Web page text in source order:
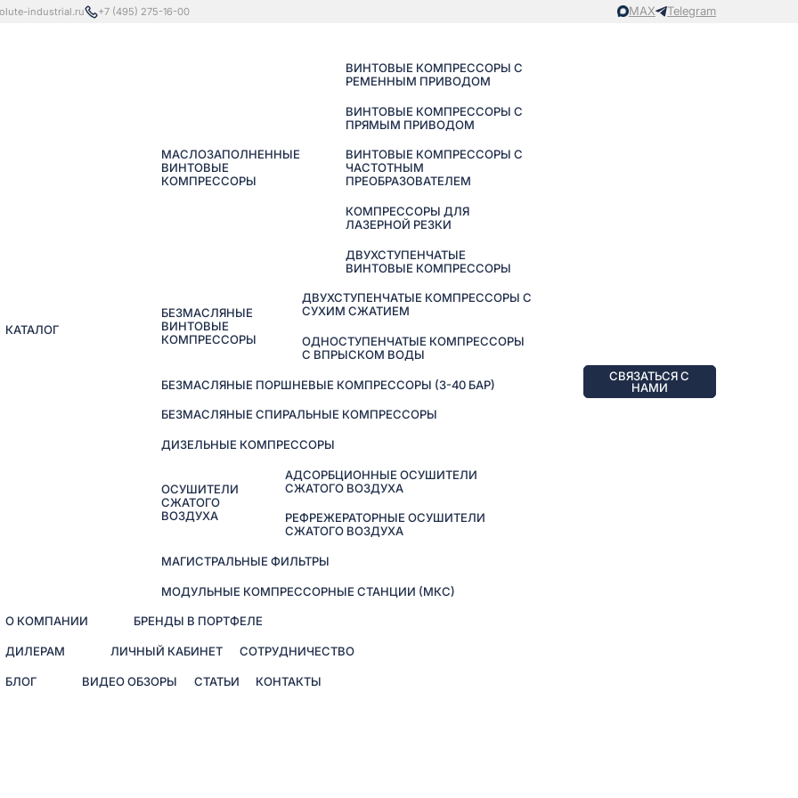
industrial.ru +7 (495) 275-16-00 MAX Telegram
КАТАЛОГ
МАСЛОЗАПОЛНЕННЫЕ
ВИНТОВЫЕ
КОМПРЕССОРЫ
ВИНТОВЫЕ КОМПРЕССОРЫ С
РЕМЕННЫМ ПРИВОДОМ
ВИНТОВЫЕ КОМПРЕССОРЫ С
ПРЯМЫМ ПРИВОДОМ
ВИНТОВЫЕ КОМПРЕССОРЫ С
ЧАСТОТНЫМ
ПРЕОБРАЗОВАТЕЛЕМ
КОМПРЕССОРЫ ДЛЯ
ЛАЗЕРНОЙ РЕЗКИ
ДВУХСТУПЕНЧАТЫЕ
ВИНТОВЫЕ КОМПРЕССОРЫ
БЕЗМАСЛЯНЫЕ
ВИНТОВЫЕ
КОМПРЕССОРЫ
ДВУХСТУПЕНЧАТЫЕ КОМПРЕССОРЫ С
СУХИМ СЖАТИЕМ
ОДНОСТУПЕНЧАТЫЕ КОМПРЕССОРЫ
С ВПРЫСКОМ ВОДЫ
БЕЗМАСЛЯНЫЕ ПОРШНЕВЫЕ КОМПРЕССОРЫ (3-40 БАР)
БЕЗМАСЛЯНЫЕ СПИРАЛЬНЫЕ КОМПРЕССОРЫ
ДИЗЕЛЬНЫЕ КОМПРЕССОРЫ
ОСУШИТЕЛИ
СЖАТОГО
ВОЗДУХА
АДСОРБЦИОННЫЕ ОСУШИТЕЛИ
СЖАТОГО ВОЗДУХА
РЕФРЕЖЕРАТОРНЫЕ ОСУШИТЕЛИ
СЖАТОГО ВОЗДУХА
МАГИСТРАЛЬНЫЕ ФИЛЬТРЫ
МОДУЛЬНЫЕ КОМПРЕССОРНЫЕ СТАНЦИИ (МКС)
О КОМПАНИИ БРЕНДЫ В ПОРТФЕЛЕ
ДИЛЕРАМ ЛИЧНЫЙ КАБИНЕТ СОТРУДНИЧЕСТВО
БЛОГ ВИДЕО ОБЗОРЫ СТАТЬИ КОНТАКТЫ
СВЯЗАТЬСЯ С
НАМИ